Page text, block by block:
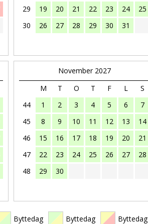
29
19 20 21 22 23 24
25
30
26 27 28 29 30 31
November 2027
M
T O T F L
S
44
1 2 3 4 5 6
7
45
8 9 10 11 12 13
14
46
15 16 17 18 19 20
21
47
22 23 24 25 26 27
28
48
29 30
Byttedag Byttedag Byttedag